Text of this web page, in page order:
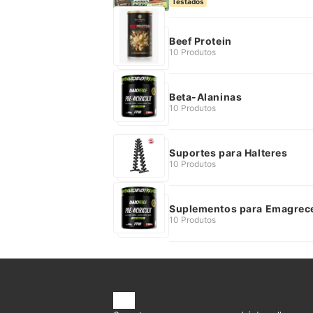
Beef Protein
10 Produtos
Beta-Alaninas
10 Produtos
Suportes para Halteres
10 Produtos
Suplementos para
10 Produtos